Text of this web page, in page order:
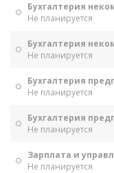
Бухгалтерия
Не планируется
Бухгалтерия
Не планируется
Бухгалтерия
Не планируется
Бухгалтерия
Не планируется
Зарплата и
Не планируется